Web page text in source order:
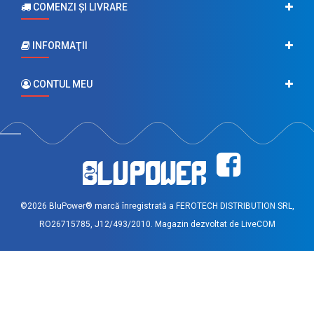
COMENZI ŞI LIVRARE
INFORMAŢII
CONTUL MEU
©2026 BluPower® marcă înregistrată a FEROTECH DISTRIBUTION SRL,
RO26715785, J12/493/2010. Magazin dezvoltat de LiveCOM